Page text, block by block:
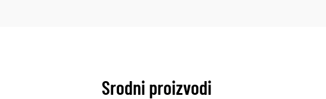
Srodni proizvodi